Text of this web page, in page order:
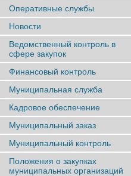
Оперативные службы
Новости
Ведомственный контроль в
сфере закупок
Финансовый контроль
Муниципальная служба
Кадровое обеспечение
Муниципальный заказ
Муниципальный контроль
Положения о закупках
муниципальных организаций